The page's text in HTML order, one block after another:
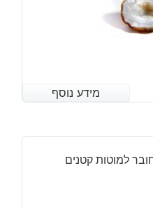
מידע נוסף
מידע נוסף
למוטות קטנים